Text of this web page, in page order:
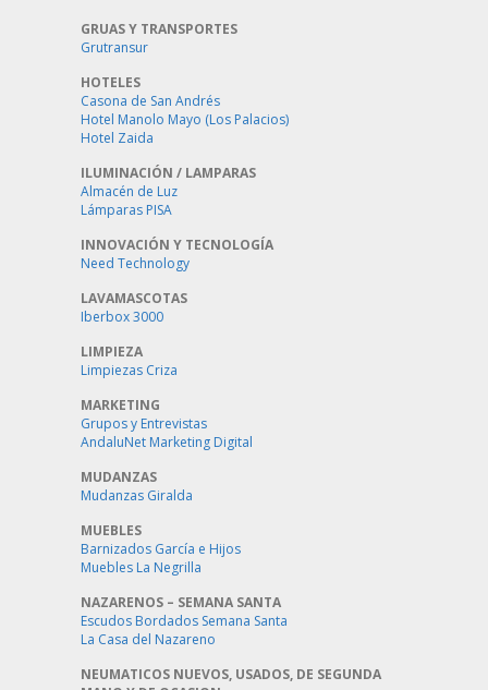
GRUAS Y TRANSPORTES
Grutransur
HOTELES
Casona de San Andrés
Hotel Manolo Mayo (Los Palacios)
Hotel Zaida
ILUMINACIÓN / LAMPARAS
Almacén de Luz
Lámparas PISA
INNOVACIÓN Y TECNOLOGÍA
Need Technology
LAVAMASCOTAS
Iberbox 3000
LIMPIEZA
Limpiezas Criza
MARKETING
Grupos y Entrevistas
AndaluNet Marketing Digital
MUDANZAS
Mudanzas Giralda
MUEBLES
Barnizados García e Hijos
Muebles La Negrilla
NAZARENOS – SEMANA SANTA
Escudos Bordados Semana Santa
La Casa del Nazareno
NEUMATICOS NUEVOS, USADOS, DE SEGUNDA